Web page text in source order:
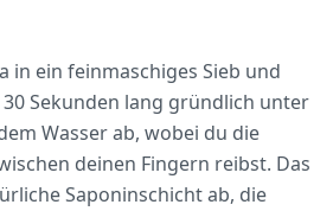
in ein feinmaschiges Sieb und
Sekunden lang gründlich unter
Wasser ab, wobei du die
deinen Fingern reibst. Das
Saponinschicht ab, die